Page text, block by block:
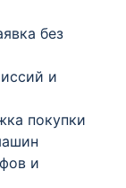
без
и
покупки
и